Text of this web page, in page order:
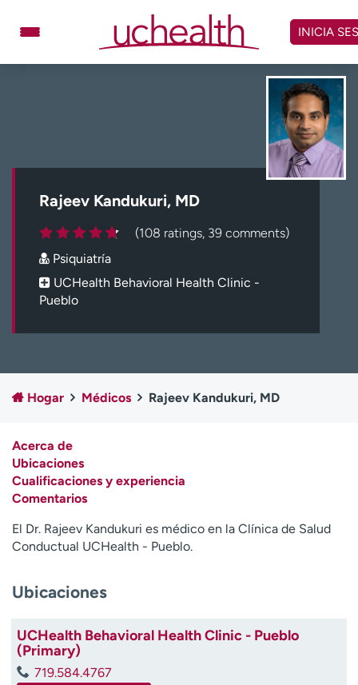
contenido
Facturación y precios
Carreras
Inicie sesión en My Health Connection
Acerca de UCHealth
Clases y eventos
Empleados
Profesionales
Contáctenos
A
ú
d
m
e
n
c
INICIA
Rajeev Kandukuri, MD
(108 ratings, 39 comments)
Psiquiatría
UCHealth Behavioral Health Clinic -
Pueblo
Hogar Médicos Rajeev Kandukuri, MD
Acerca de
Ubicaciones
Cualificaciones y experiencia
Comentarios
El Dr. Rajeev Kandukuri es médico en la Clínica de Salud
Conductual UCHealth - Pueblo.
Ubicaciones
UCHealth Behavioral Health Clinic - Pueblo
(Primary)
719.584.4767